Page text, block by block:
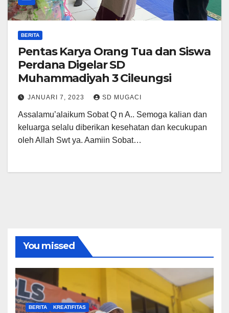
BERITA
Pentas Karya Orang Tua dan Siswa
Perdana Digelar SD
Muhammadiyah 3 Cileungsi
JANUARI 7, 2023 SD MUGACI
Assalamu’alaikum Sobat Q n A.. Semoga kalian dan
keluarga selalu diberikan kesehatan dan kecukupan
oleh Allah Swt ya. Aamiin Sobat…
You missed
BERITA KREATIFITAS